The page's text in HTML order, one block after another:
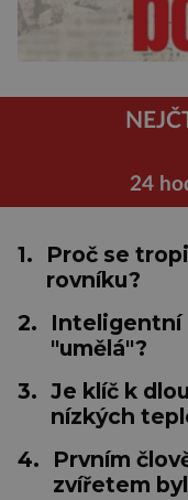
24
1.
Proč se
rovníku?
2.
Inteligentní
"umělá"?
3. Je klíč k
nízkých
4.
Prvním
zvířetem